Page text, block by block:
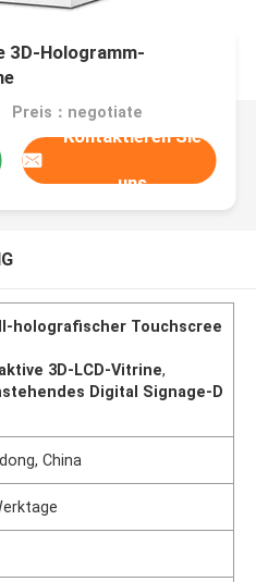
3D-Hologramm-
Preis：negotiate
Kontaktieren Sie
uns
holografischer Touchscree
3D-LCD-Vitrine,
Digital Signage-D
China